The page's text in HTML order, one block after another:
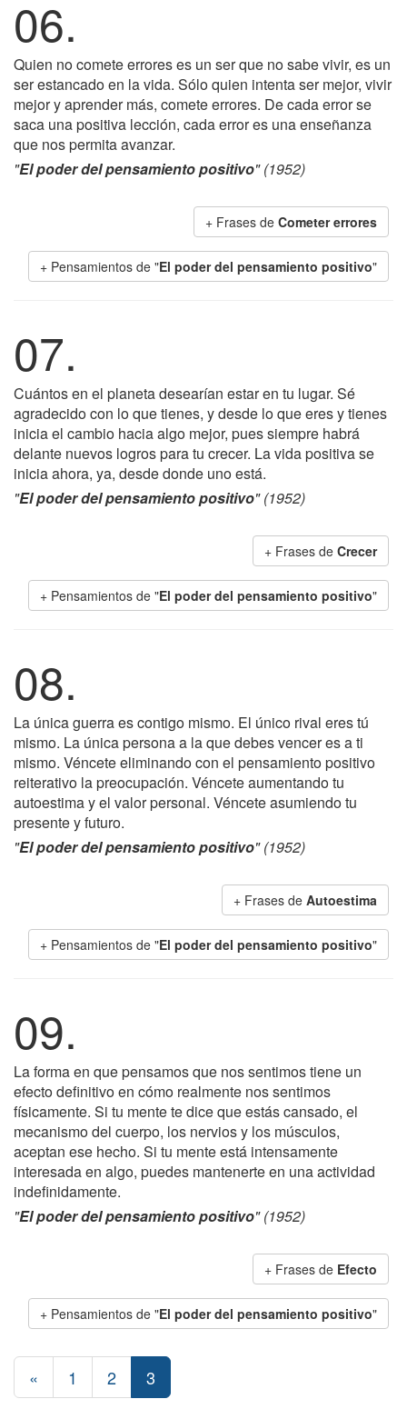
06.
Quien no comete errores es un ser que no sabe vivir, es un
ser estancado en la vida. Sólo quien intenta ser mejor, vivir
mejor y aprender más, comete errores. De cada error se
saca una positiva lección, cada error es una enseñanza
que nos permita avanzar.
"El poder del pensamiento positivo" (1952)
+ Frases de Cometer errores
+ Pensamientos de "El poder del pensamiento positivo"
07.
Cuántos en el planeta desearían estar en tu lugar. Sé
agradecido con lo que tienes, y desde lo que eres y tienes
inicia el cambio hacia algo mejor, pues siempre habrá
delante nuevos logros para tu crecer. La vida positiva se
inicia ahora, ya, desde donde uno está.
"El poder del pensamiento positivo" (1952)
+ Frases de Crecer
+ Pensamientos de "El poder del pensamiento positivo"
08.
La única guerra es contigo mismo. El único rival eres tú
mismo. La única persona a la que debes vencer es a ti
mismo. Véncete eliminando con el pensamiento positivo
reiterativo la preocupación. Véncete aumentando tu
autoestima y el valor personal. Véncete asumiendo tu
presente y futuro.
"El poder del pensamiento positivo" (1952)
+ Frases de Autoestima
+ Pensamientos de "El poder del pensamiento positivo"
09.
La forma en que pensamos que nos sentimos tiene un
efecto definitivo en cómo realmente nos sentimos
físicamente. Si tu mente te dice que estás cansado, el
mecanismo del cuerpo, los nervios y los músculos,
aceptan ese hecho. Si tu mente está intensamente
interesada en algo, puedes mantenerte en una actividad
indefinidamente.
"El poder del pensamiento positivo" (1952)
+ Frases de Efecto
+ Pensamientos de "El poder del pensamiento positivo"
« 1 2 3